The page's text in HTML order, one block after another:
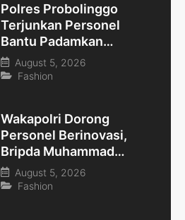
Polres Probolinggo
Terjunkan Personel
Bantu Padamkan
Kebakaran Hutan di
Gunung Bromo
August 5, 2026
Fashion
Wakapolri Dorong
Personel Berinovasi,
Bripda Muhammad
Putra Aulia Jadi Contoh
Nyata
August 5, 2026
Fashion